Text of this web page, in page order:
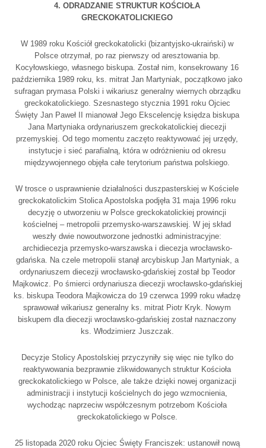
4. ODRADZANIE STRUKTUR KOŚCIOŁA
GRECKOKATOLICKIEGO
W 1989 roku Kościół greckokatolicki (bizantyjsko-ukraiński) w
Polsce otrzymał, po raz pierwszy od aresztowania bp.
Kocyłowskiego, własnego biskupa. Został nim, konsekrowany 16
października 1989 roku, ks. mitrat Jan Martyniak, początkowo jako
sufragan prymasa Polski i wikariusz generalny wiernych obrządku
greckokatolickiego. Szesnastego stycznia 1991 roku Ojciec
Święty Jan Paweł II mianował Jego Ekscelencję księdza biskupa
Jana Martyniaka ordynariuszem greckokatolickiej diecezji
przemyskiej. Od tego momentu zaczęto reaktywować jej urzędy,
instytucje i sieć parafialną, która w odróżnieniu od okresu
międzywojennego objęła całe terytorium państwa polskiego.
W trosce o usprawnienie działalności duszpasterskiej w Kościele
greckokatolickim Stolica Apostolska podjęła 31 maja 1996 roku
decyzję o utworzeniu w Polsce greckokatolickiej prowincji
kościelnej – metropolii przemysko-warszawskiej. W jej skład
weszły dwie nowoutworzone jednostki administracyjne:
archidiecezja przemysko-warszawska i diecezja wrocławsko-
gdańska. Na czele metropolii stanął arcybiskup Jan Martyniak, a
ordynariuszem diecezji wrocławsko-gdańskiej został bp Teodor
Majkowicz. Po śmierci ordynariusza diecezji wrocławsko-gdańskiej
ks. biskupa Teodora Majkowicza do 19 czerwca 1999 roku władzę
sprawował wikariusz generalny ks. mitrat Piotr Kryk. Nowym
biskupem dla diecezji wrocławsko-gdańskiej został naznaczony
ks. Włodzimierz Juszczak.
Decyzje Stolicy Apostolskiej przyczyniły się więc nie tylko do
reaktywowania bezprawnie zlikwidowanych struktur Kościoła
greckokatolickiego w Polsce, ale także dzięki nowej organizacji
administracji i instytucji kościelnych do jego wzmocnienia,
wychodząc naprzeciw współczesnym potrzebom Kościoła
greckokatolickiego w Polsce.
25 listopada 2020 roku Ojciec Święty Franciszek: ustanowił nową